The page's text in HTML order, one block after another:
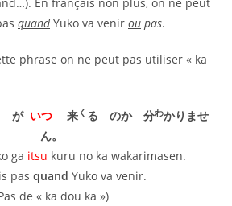
quandYuko va venir ou pas.
phrase on ne peut pas utiliser « ka
が いつ来く る のか 分わかりませ
ん。
ga itsu kuru no ka wakarimasen.
pas quand Yuko va venir.
de « ka dou ka »)